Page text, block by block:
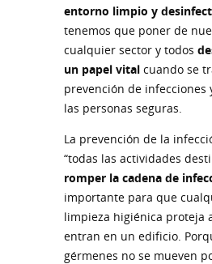
entorno limpio y
tenemos que poner de
cualquier sector y todos
un papel vital cuando se
prevención de infecciones
las personas seguras.
La prevención de la
“todas las actividades
romper la cadena de
importante para que
limpieza higiénica proteja
entran en un edificio.
gérmenes no se mueven